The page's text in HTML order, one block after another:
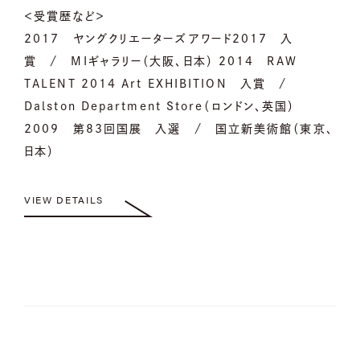
＜受賞歴など＞
2017 ヤングクリエーターズアワード2017 入
賞 / MIギャラリー（大阪、日本） 2014 RAW
TALENT 2014 Art EXHIBITION 入賞 /
Dalston Department Store（ロンドン、英国）
2009 第83回国展 入選 / 国立新美術館（東京、
日本）
VIEW DETAILS